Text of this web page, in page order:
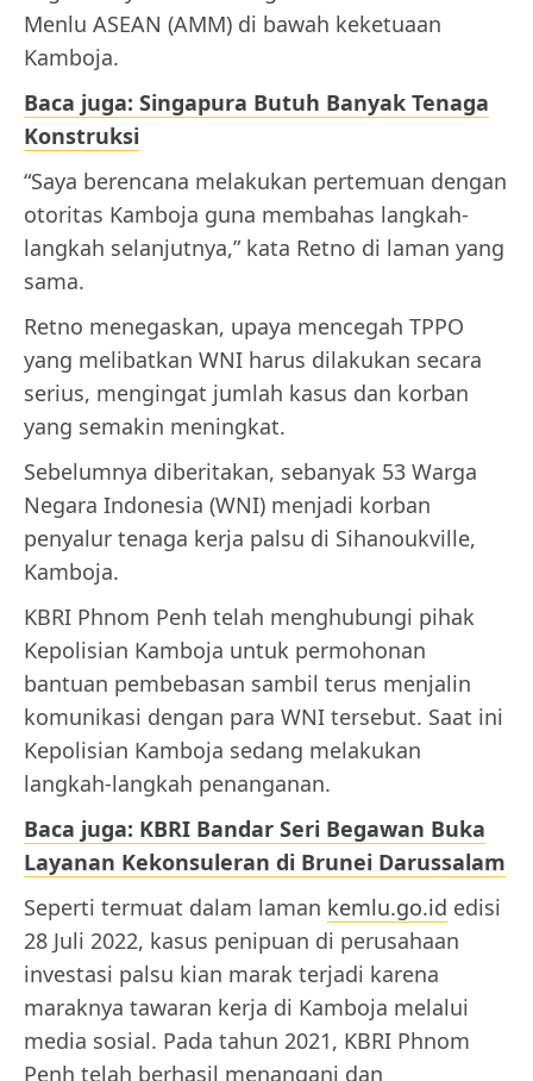
Menlu ASEAN (AMM) di bawah keketuaan
Kamboja.
Baca juga: Singapura Butuh Banyak Tenaga
Konstruksi
“Saya berencana melakukan pertemuan dengan
otoritas Kamboja guna membahas langkah-
langkah selanjutnya,” kata Retno di laman yang
sama.
Retno menegaskan, upaya mencegah TPPO
yang melibatkan WNI harus dilakukan secara
serius, mengingat jumlah kasus dan korban
yang semakin meningkat.
Sebelumnya diberitakan, sebanyak 53 Warga
Negara Indonesia (WNI) menjadi korban
penyalur tenaga kerja palsu di Sihanoukville,
Kamboja.
KBRI Phnom Penh telah menghubungi pihak
Kepolisian Kamboja untuk permohonan
bantuan pembebasan sambil terus menjalin
komunikasi dengan para WNI tersebut. Saat ini
Kepolisian Kamboja sedang melakukan
langkah-langkah penanganan.
Baca juga: KBRI Bandar Seri Begawan Buka
Layanan Kekonsuleran di Brunei Darussalam
Seperti termuat dalam laman kemlu.go.id edisi
28 Juli 2022, kasus penipuan di perusahaan
investasi palsu kian marak terjadi karena
maraknya tawaran kerja di Kamboja melalui
media sosial. Pada tahun 2021, KBRI Phnom
Penh telah berhasil menangani dan